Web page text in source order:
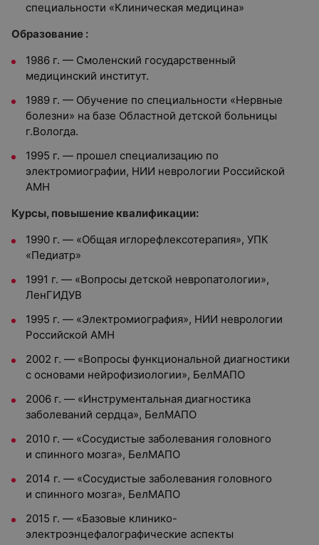
специальности «Клиническая медицина»
Образование :
1986 г. — Смоленский государственный
медицинский институт.
1989 г. — Обучение по специальности «Нервные
болезни» на базе Областной детской больницы
г.Вологда.
1995 г. — прошел специализацию по
электромиографии, НИИ неврологии Российской
АМН
Курсы, повышение квалификации:
1990 г. — «Общая иглорефлексотерапия», УПК
«Педиатр»
1991 г. — «Вопросы детской невропатологии»,
ЛенГИДУВ
1995 г. — «Электромиография», НИИ неврологии
Российской АМН
2002 г. — «Вопросы функциональной диагностики
с основами нейрофизиологии», БелМАПО
2006 г. — «Инструментальная диагностика
заболеваний сердца», БелМАПО
2010 г. — «Сосудистые заболевания головного
и спинного мозга», БелМАПО
2014 г. — «Сосудистые заболевания головного
и спинного мозга», БелМАПО
2015 г. — «Базовые клинико-
электроэнцефалографические аспекты